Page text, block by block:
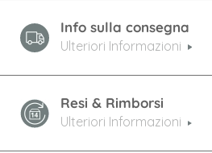
Info sulla consegna
Ulteriori Informazioni
Resi & Rimborsi
Ulteriori Informazioni